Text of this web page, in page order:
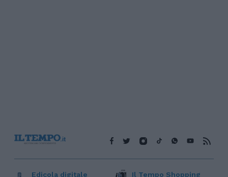
Edicola digitale Il Tempo Shopping